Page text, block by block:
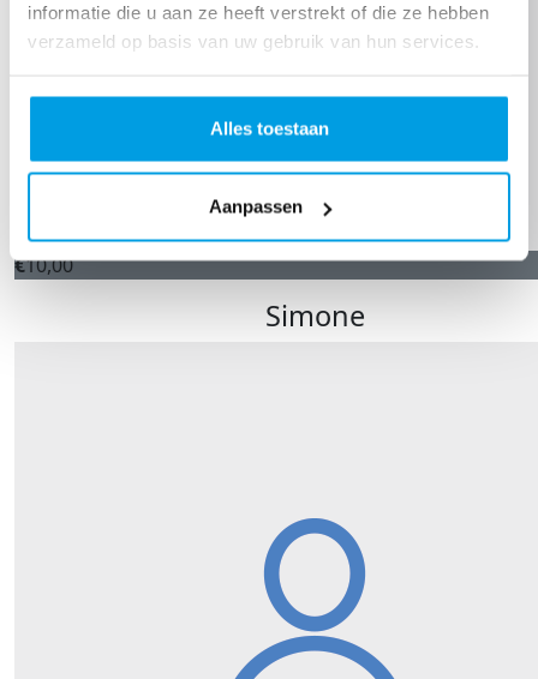
informatie die u aan ze heeft verstrekt of die ze hebben
verzameld op basis van uw gebruik van hun services.
Alles toestaan
Aanpassen
€10,00
Simone